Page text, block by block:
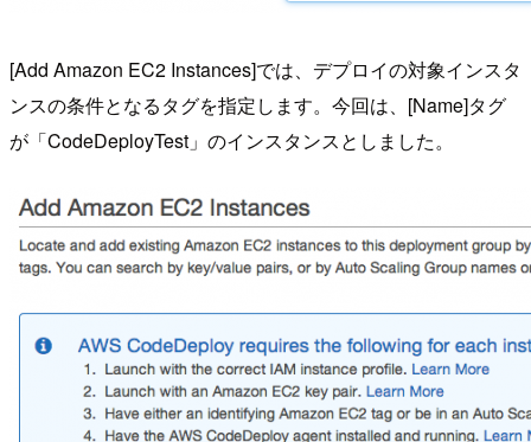
[Add Amazon EC2 Instances]では、デプロイの対象インスタ
ンスの条件となるタグを指定します。今回は、[Name]タグ
が「CodeDeployTest」のインスタンスとしました。